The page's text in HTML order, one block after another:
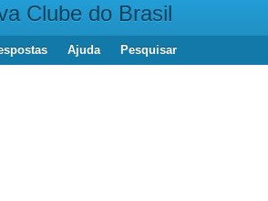
Clube do Brasil
Ajuda Pesquisar